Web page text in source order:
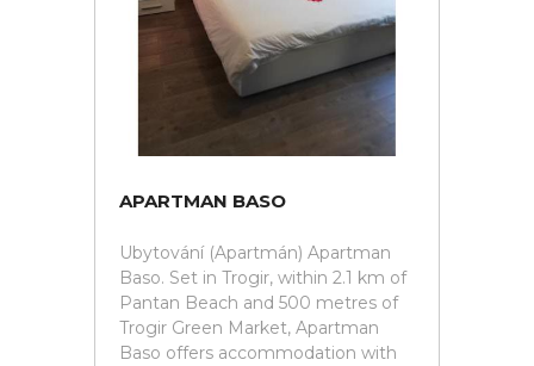
APARTMAN BASO
Ubytování (Apartmán) Apartman
Baso. Set in Trogir, within 2.1 km of
Pantan Beach and 500 metres of
Trogir Green Market, Apartman
Baso offers accommodation with